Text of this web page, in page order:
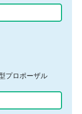
プロポーザル